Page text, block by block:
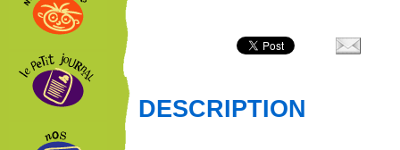
DESCRIPTION